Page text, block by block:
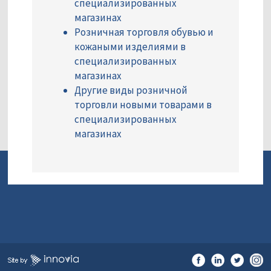
специализированных
магазинах
Розничная торговля обувью и
кожаными изделиями в
специализированных
магазинах
Другие виды розничной
торговли новыми товарами в
специализированных
магазинах